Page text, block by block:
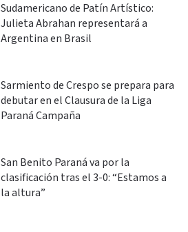
Sudamericano de Patín Artístico:
Julieta Abrahan representará a
Argentina en Brasil
Sarmiento de Crespo se prepara para
debutar en el Clausura de la Liga
Paraná Campaña
San Benito Paraná va por la
clasificación tras el 3-0: “Estamos a
la altura”